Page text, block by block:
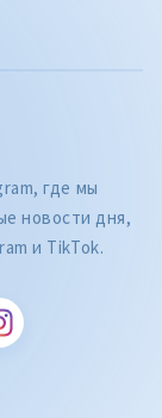
где мы
новости дня,
и TikTok.